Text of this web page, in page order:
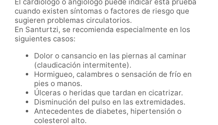
El cardiólogo o angiólogo puede indicar esta prueba
cuando existen síntomas o factores de riesgo que
sugieren problemas circulatorios.
En Santurtzi, se recomienda especialmente en los
siguientes casos:
Dolor o cansancio en las piernas al caminar
(claudicación intermitente).
Hormigueo, calambres o sensación de frío en
pies o manos.
Úlceras o heridas que tardan en cicatrizar.
Disminución del pulso en las extremidades.
Antecedentes de diabetes, hipertensión o
colesterol alto.